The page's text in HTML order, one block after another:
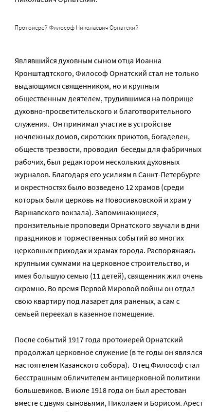
Протоиерей Философ Николаевич Орнатский
Являвшийся духовным сыном отца Иоанна
Кронштадтского, Философ Орнатский стал не только
выдающимся священником, но и крупным
общественным деятелем, трудившимся на поприще
духовно-просветительского и благотворительного
служения. Он принимал участие в устройстве
ночлежных домов, сиротских приютов, богаделен,
обществ трезвости, проводил беседы для фабричных
рабочих, был редактором нескольких духовных
журналов. Благодаря его усилиям в Санкт-Петербурге
и окрестностях было возведено 12 храмов (среди
которых были церковь на Новосивковской и храм у
Варшавского вокзала). Запоминающиеся,
пронзительные проповеди Орнатского звучали в дни
праздников и торжественных событий во многих
церковных приходах и храмах города. Распоряжаясь
крупными суммами на церковное строительство, и
имея большую семью (11 детей), священник жил очень
скромно. Во время Первой Мировой войны он отдал
свою квартиру под лазарет для раненых, а сам с
семьей переехал в казенное помещение.
После событий 1917 года протоиерей Орнатский
продолжал церковное служение (в те годы он являлся
настоятелем Казанского собора). Отец Философ стал
бесстрашным обличителем антицерковной политики
большевиков. В июле 1918 года он был арестован
вместе с двумя сыновьями, Николаем и Борисом. Арест